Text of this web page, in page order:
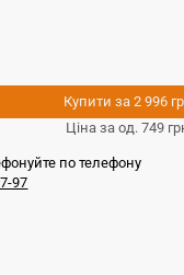
Купити за 2 996
Ціна за од.749
по телефону
97